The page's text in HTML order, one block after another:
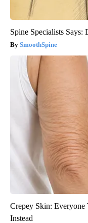
Spine Specialists
SmoothSpine
Crepey Skin: Everyone
Instead